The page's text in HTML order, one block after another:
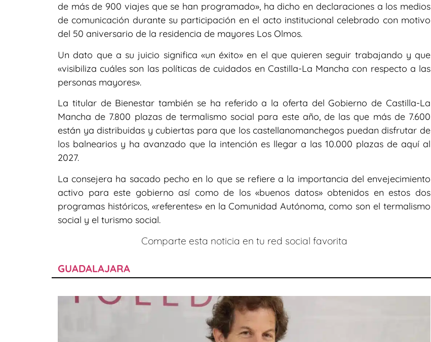
de más de 900 viajes que se han programado», ha dicho en declaraciones a los medios
de comunicación durante su participación en el acto institucional celebrado con motivo
del 50 aniversario de la residencia de mayores Los Olmos.
Un dato que a su juicio significa «un éxito» en el que quieren seguir trabajando y que
«visibiliza cuáles son las políticas de cuidados en Castilla-La Mancha con respecto a las
personas mayores».
La titular de Bienestar también se ha referido a la oferta del Gobierno de Castilla-La
Mancha de 7.800 plazas de termalismo social para este año, de las que más de 7.600
están ya distribuidas y cubiertas para que los castellanomanchegos puedan disfrutar de
los balnearios y ha avanzado que la intención es llegar a las 10.000 plazas de aquí al
2027.
La consejera ha sacado pecho en lo que se refiere a la importancia del envejecimiento
activo para este gobierno así como de los «buenos datos» obtenidos en estos dos
programas históricos, «referentes» en la Comunidad Autónoma, como son el termalismo
social y el turismo social.
Comparte esta noticia en tu red social favorita
GUADALAJARA